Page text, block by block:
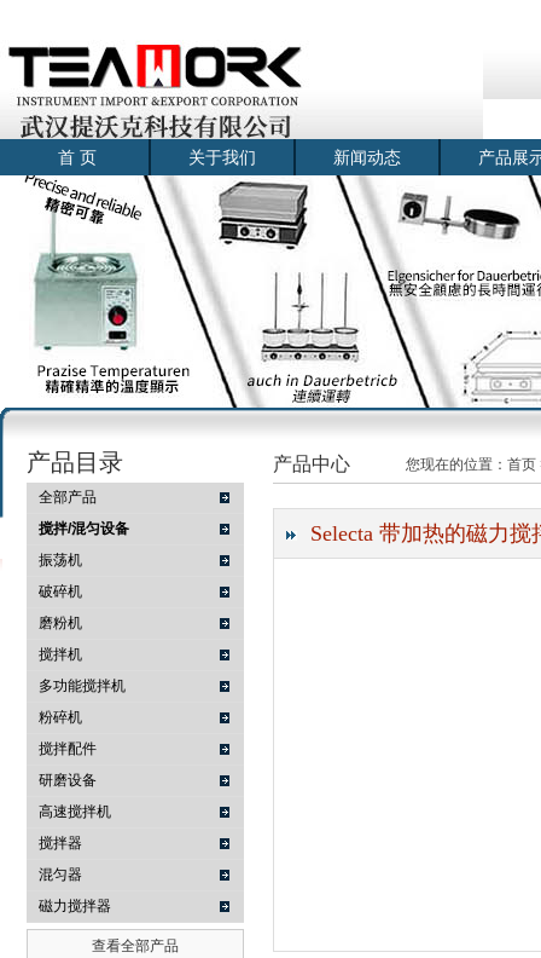
武汉提沃克科技有限公司
首 页 关于我们 新闻动态 产品展
产品目录
全部产品
搅拌/混匀设备
振荡机
破碎机
磨粉机
搅拌机
多功能搅拌机
粉碎机
搅拌配件
研磨设备
高速搅拌机
搅拌器
混匀器
磁力搅拌器
查看全部产品
产品中心 您现在的位置： 首页
Selecta 带加热的磁力搅